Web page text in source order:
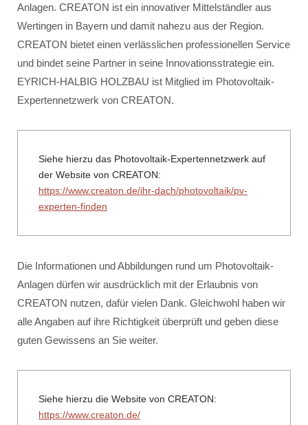
Anlagen. CREATON ist ein innovativer Mittelständler aus
Wertingen in Bayern und damit nahezu aus der Region.
CREATON bietet einen verlässlichen professionellen Service
und bindet seine Partner in seine Innovationsstrategie ein.
EYRICH-HALBIG HOLZBAU ist Mitglied im Photovoltaik-
Expertennetzwerk von CREATON.
Siehe hierzu das Photovoltaik-Expertennetzwerk auf
der Website von CREATON:
https://www.creaton.de/ihr-dach/photovoltaik/pv-
experten-finden
Die Informationen und Abbildungen rund um Photovoltaik-
Anlagen dürfen wir ausdrücklich mit der Erlaubnis von
CREATON nutzen, dafür vielen Dank. Gleichwohl haben wir
alle Angaben auf ihre Richtigkeit überprüft und geben diese
guten Gewissens an Sie weiter.
Siehe hierzu die Website von CREATON:
https://www.creaton.de/